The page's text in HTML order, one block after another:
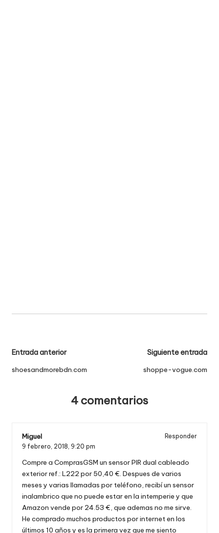
Navegación
de
Entrada anterior
shoesandmorebdn.com
Siguiente entrada
shoppe-vogue.com
4 comentarios
Miguel
Responder
9 febrero, 2018, 9:20 pm
Compre a ComprasGSM un sensor PIR dual cableado
exterior ref.: L222 por 50,40 €. Despues de varios
meses y varias llamadas por teléfono, recibí un sensor
inalambrico que no puede estar en la intemperie y que
Amazon vende por 24.53 €, que ademas no me sirve.
He comprado muchos productos por internet en los
últimos 10 años y es la primera vez que me siento